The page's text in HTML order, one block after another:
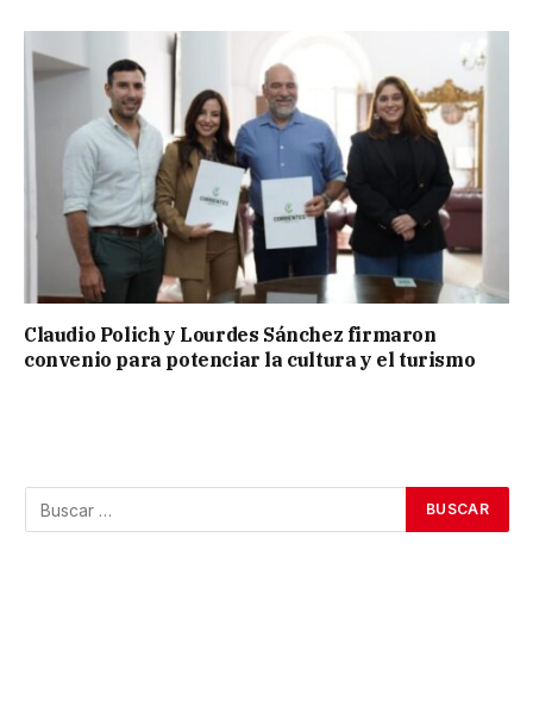
Claudio Polich y Lourdes Sánchez firmaron
convenio para potenciar la cultura y el turismo